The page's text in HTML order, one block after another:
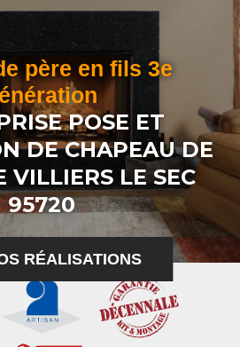
père en fils 3e
POSE ET
DE CHAPEAU DE
VILLIERS LE SEC
95720
RÉALISATIONS